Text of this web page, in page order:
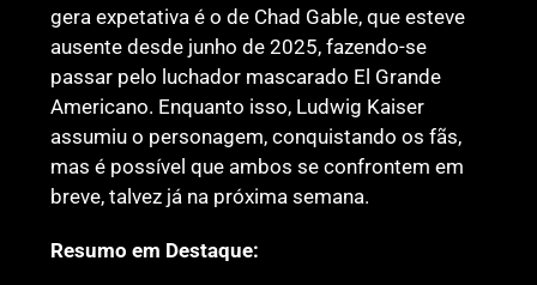
gera expetativa é o de Chad Gable, que esteve
ausente desde junho de 2025, fazendo-se
passar pelo luchador mascarado El Grande
Americano. Enquanto isso, Ludwig Kaiser
assumiu o personagem, conquistando os fãs,
mas é possível que ambos se confrontem em
breve, talvez já na próxima semana.
Resumo em Destaque: